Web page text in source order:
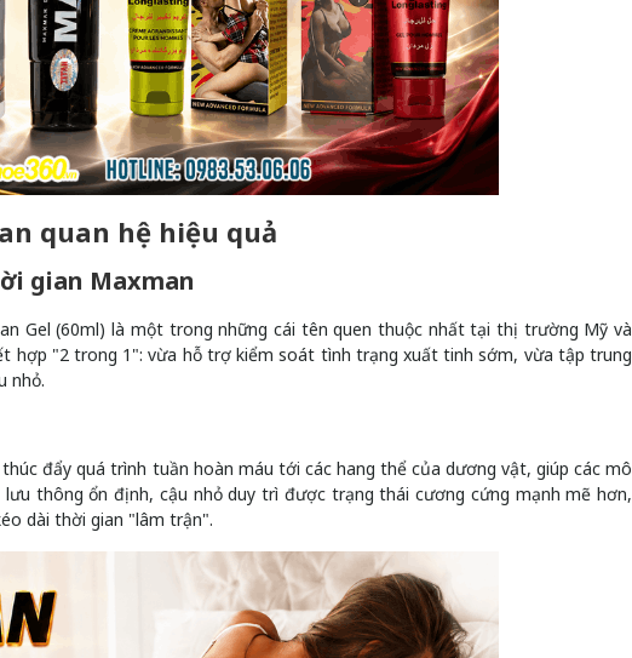
quan hệ hiệu quả
gian Maxman
Gel (60ml) là một trong những cái tên quen thuộc nhất tại thị trường Mỹ và
hợp "2 trong 1": vừa hỗ trợ kiểm soát tình trạng xuất tinh sớm, vừa tập trung
nhỏ.
đẩy quá trình tuần hoàn máu tới các hang thể của dương vật, giúp các mô
thông ổn định, cậu nhỏ duy trì được trạng thái cương cứng mạnh mẽ hơn,
dài thời gian "lâm trận".